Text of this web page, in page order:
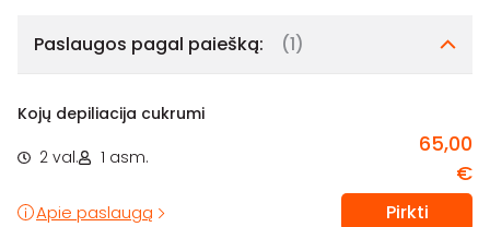
Paslaugos pagal paiešką: (1)
Kojų depiliacija cukrumi
2 val. 1 asm.
65,00
€
Apie paslaugą Pirkti